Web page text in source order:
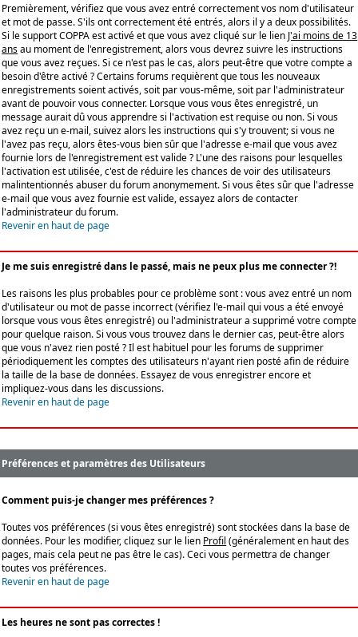
Premièrement, vérifiez que vous avez entré correctement vos nom d'utilisateur
et mot de passe. S'ils ont correctement été entrés, alors il y a deux possibilités.
Si le support COPPA est activé et que vous avez cliqué sur le lien J'ai moins de 13
ansau moment de l'enregistrement, alors vous devrez suivre les instructions
que vous avez reçues. Si ce n'est pas le cas, alors peut-être que votre compte a
besoin d'être activé ? Certains forums requièrent que tous les nouveaux
enregistrements soient activés, soit par vous-même, soit par l'administrateur
avant de pouvoir vous connecter. Lorsque vous vous êtes enregistré, un
message aurait dû vous apprendre si l'activation est requise ou non. Si vous
avez reçu un e-mail, suivez alors les instructions qui s'y trouvent; si vous ne
l'avez pas reçu, alors êtes-vous bien sûr que l'adresse e-mail que vous avez
fournie lors de l'enregistrement est valide ? L'une des raisons pour lesquelles
l'activation est utilisée, c'est de réduire les chances de voir des utilisateurs
malintentionnés abuser du forum anonymement. Si vous êtes sûr que l'adresse
e-mail que vous avez fournie est valide, essayez alors de contacter
l'administrateur du forum.
Revenir en haut de page
Je me suis enregistré dans le passé, mais ne peux plus me connecter ?!
Les raisons les plus probables pour ce problème sont : vous avez entré un nom
d'utilisateur ou mot de passe incorrect (vérifiez l'e-mail qui vous a été envoyé
lorsque vous vous êtes enregistré) ou l'administrateur a supprimé votre compte
pour quelque raison. Si vous vous trouvez dans le dernier cas, peut-être alors
que vous n'avez rien posté ? Il est habituel pour les forums de supprimer
périodiquement les comptes des utilisateurs n'ayant rien posté afin de réduire
la taille de la base de données. Essayez de vous enregistrer encore et
impliquez-vous dans les discussions.
Revenir en haut de page
Préférences et paramètres des Utilisateurs
Comment puis-je changer mes préférences ?
Toutes vos préférences (si vous êtes enregistré) sont stockées dans la base de
données. Pour les modifier, cliquez sur le lien Profil (généralement en haut des
pages, mais cela peut ne pas être le cas). Ceci vous permettra de changer
toutes vos préférences.
Revenir en haut de page
Les heures ne sont pas correctes !